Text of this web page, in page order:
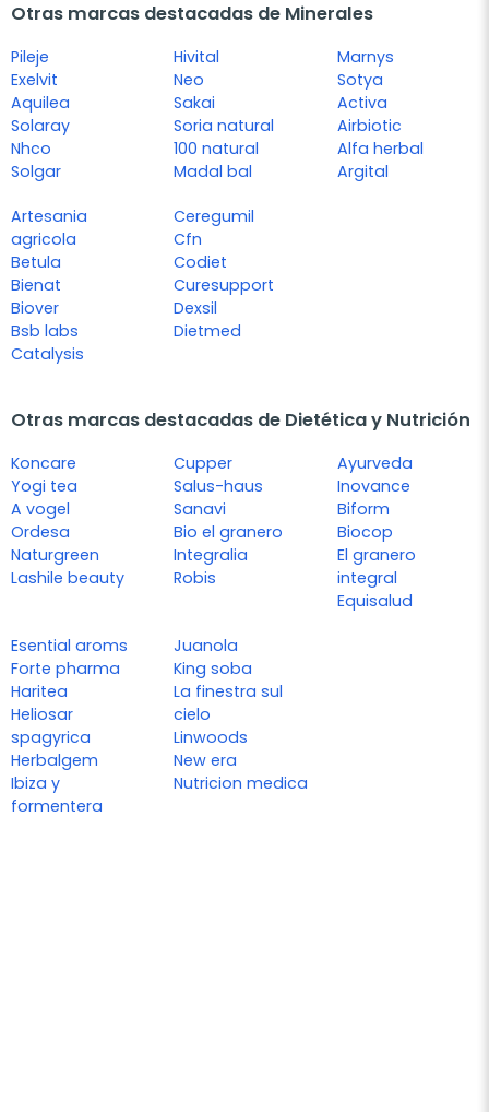
Otras marcas destacadas de Minerales
Pileje
Exelvit
Aquilea
Solaray
Nhco
Solgar
Hivital
Neo
Sakai
Soria natural
100 natural
Madal bal
Marnys
Sotya
Activa
Airbiotic
Alfa herbal
Argital
Artesania
agricola
Betula
Bienat
Biover
Bsb labs
Catalysis
Ceregumil
Cfn
Codiet
Curesupport
Dexsil
Dietmed
Otras marcas destacadas de Dietética y Nutrición
Koncare
Yogi tea
A vogel
Ordesa
Naturgreen
Lashile beauty
Cupper
Salus-haus
Sanavi
Bio el granero
Integralia
Robis
Ayurveda
Inovance
Biform
Biocop
El granero
integral
Equisalud
Esential aroms
Forte pharma
Haritea
Heliosar
spagyrica
Herbalgem
Ibiza y
formentera
Juanola
King soba
La finestra sul
cielo
Linwoods
New era
Nutricion medica